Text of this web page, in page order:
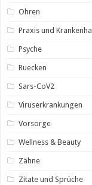
Ohren
Praxis und
Psyche
Ruecken
Sars-CoV2
Viruserkrankungen
Vorsorge
Wellness & Beauty
Zähne
Zitate und Sprüche